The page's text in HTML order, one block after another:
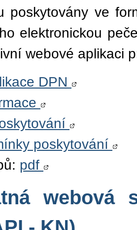
poskytovány ve
elektronickou
webové aplikaci
DPN
poskytování
pdf
webová